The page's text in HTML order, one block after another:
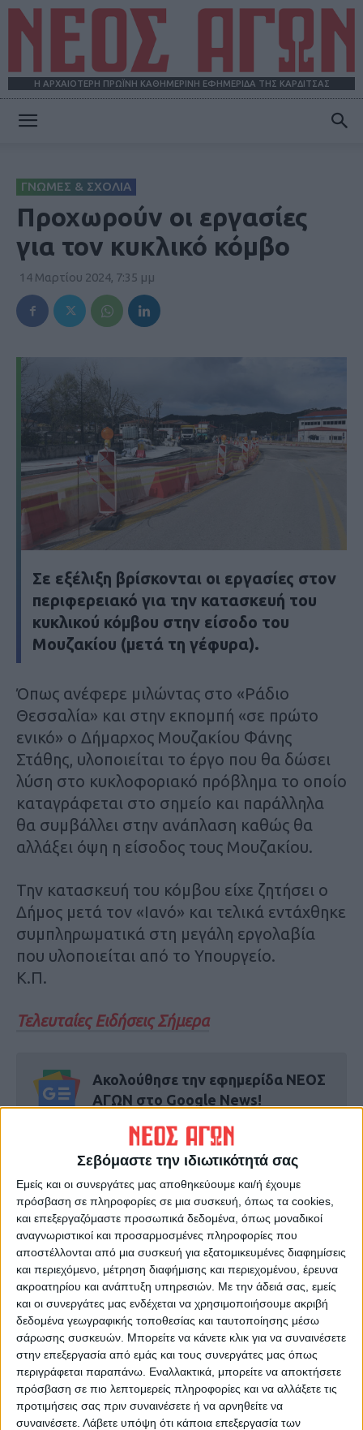
Σεβόμαστε την ιδιωτικότητά σας
Εμείς και οι συνεργάτες μας αποθηκεύουμε και/ή έχουμε
πρόσβαση σε πληροφορίες σε μια συσκευή, όπως τα cookies,
και επεξεργαζόμαστε προσωπικά δεδομένα, όπως μοναδικοί
αναγνωριστικοί και προσαρμοσμένες πληροφορίες που
αποστέλλονται από μια συσκευή για εξατομικευμένες διαφημίσεις
και περιεχόμενο, μέτρηση διαφήμισης και περιεχομένου, έρευνα
ακροατηρίου και ανάπτυξη υπηρεσιών. Με την άδειά σας, εμείς
και οι συνεργάτες μας ενδέχεται να χρησιμοποιήσουμε ακριβή
δεδομένα γεωγραφικής τοποθεσίας και ταυτοποίησης μέσω
σάρωσης συσκευών. Μπορείτε να κάνετε κλικ για να συναινέσετε
στην επεξεργασία από εμάς και τους συνεργάτες μας όπως
περιγράφεται παραπάνω. Εναλλακτικά, μπορείτε να αποκτήσετε
πρόσβαση σε πιο λεπτομερείς πληροφορίες και να αλλάξετε τις
προτιμήσεις σας πριν συναινέσετε ή να αρνηθείτε να
συναινέσετε. Λάβετε υπόψη ότι κάποια επεξεργασία των
Η ΑΡΧΑΙΟΤΕΡΗ ΠΡΩΪΝΗ ΚΑΘΗΜΕΡΙΝΗ ΕΦΗΜΕΡΙΔΑ ΤΗΣ ΚΑΡΔΙΤΣΑΣ
ΓΝΩΜΕΣ & ΣΧΟΛΙΑ
Προχωρούν οι εργασίες
για τον κυκλικό κόμβο
14 Μαρτίου 2024, 7:35 μμ
Σε εξέλιξη βρίσκονται οι εργασίες στον
περιφερειακό για την κατασκευή του
κυκλικού κόμβου στην είσοδο του
Μουζακίου (μετά τη γέφυρα).
Όπως ανέφερε μιλώντας στο «Ράδιο
Θεσσαλία» και στην εκπομπή «σε πρώτο
ενικό» ο Δήμαρχος Μουζακίου Φάνης
Στάθης, υλοποιείται το έργο που θα δώσει
λύση στο κυκλοφοριακό πρόβλημα το οποίο
καταγράφεται στο σημείο και παράλληλα
θα συμβάλλει στην ανάπλαση καθώς θα
αλλάξει όψη η είσοδος τους Μουζακίου.
Την κατασκευή του κόμβου είχε ζητήσει ο
Δήμος μετά τον «Ιανό» και τελικά εντάχθηκε
συμπληρωματικά στη μεγάλη εργολαβία
που υλοποιείται από το Υπουργείο.
Κ.Π.
Τελευταίες Ειδήσεις Σήμερα
Ακολούθησε την εφημερίδα ΝΕΟΣ
ΑΓΩΝ στο Google News!
Όλες οι εξελίξεις στην περιοχή της
Καρδίτσας και ευρύτερα της Θεσσαλίας
ΠΡΟΗΓΟΥΜΕΝΟ ΑΡΘΡΟ
Γκόλ στα ερτζιανά 14/3/2024
ΕΠΟΜΕΝΟ ΑΡΘΡΟ
«Τί τραβάει το κακόμοιρο
βαμβάκι;»
ΝΕΟΣ ΑΓΩΝ
https://neosagon.gr